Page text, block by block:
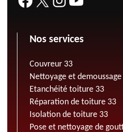
Nos services
Couvreur 33
Nettoyage et
Etanchéité toiture 33
Réparation de toiture 33
Isolation de toiture 33
Pose et nettoyage de